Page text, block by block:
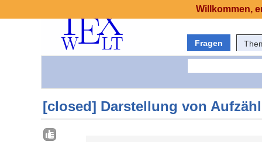
Fragen
[closed] Darstellung von
Willkommen,